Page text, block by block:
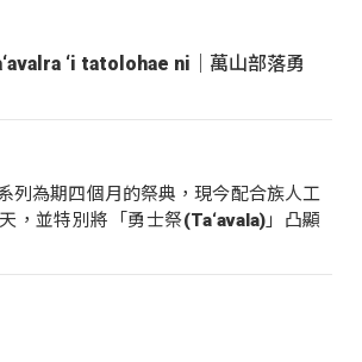
‘i tatolohae ni｜萬山部落勇
列為期四個月的祭典，現今配合族人工
，並特別將「勇士祭(Ta‘avala)」凸顯